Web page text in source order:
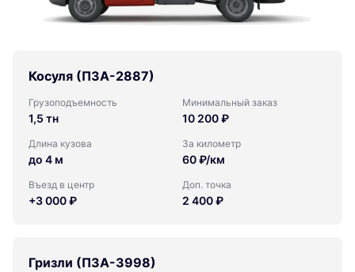
Косуля (ПЗА-2887)
Грузоподъемность
1,5 тн
Минимальный заказ
10 200 ₽
Длина кузова
до 4 м
За километр
60 ₽/км
Въезд в центр
+3 000 ₽
Доп. точка
2 400 ₽
Гризли (ПЗА-3998)